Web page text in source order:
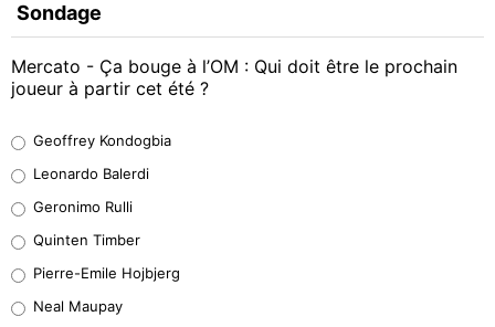
Sondage
Mercato - Ça bouge à l’OM : Qui doit être le prochain
joueur à partir cet été ?
38%
32%
5%
Geoffrey Kondogbia
Leonardo Balerdi
Geronimo Rulli
Quinten Timber
Pierre-Emile Hojbjerg
Neal Maupay